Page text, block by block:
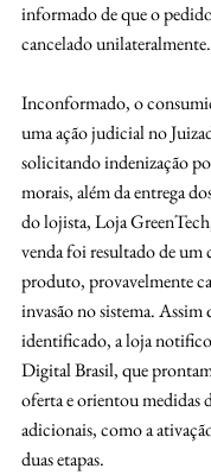
informado de que o
cancelado unilateralmente.
Inconformado, o
uma ação judicial no
solicitando indenização
morais, além da entrega
do lojista, Loja
venda foi resultado de
produto, provavelmente
invasão no sistema.
identificado, a loja
Digital Brasil, que
oferta e orientou medidas
adicionais, como a
duas etapas.